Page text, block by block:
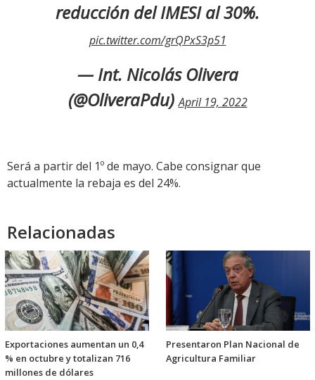
reducción del IMESI al 30%.
pic.twitter.com/grQPxS3p51
— Int. Nicolás Olivera
(@OliveraPdu)April 19, 2022
Será a partir del 1º de mayo. Cabe consignar que
actualmente la rebaja es del 24%.
Relacionadas
Exportaciones aumentan un 0,4
% en octubre y totalizan 716
millones de dólares
Presentaron Plan Nacional de
Agricultura Familiar